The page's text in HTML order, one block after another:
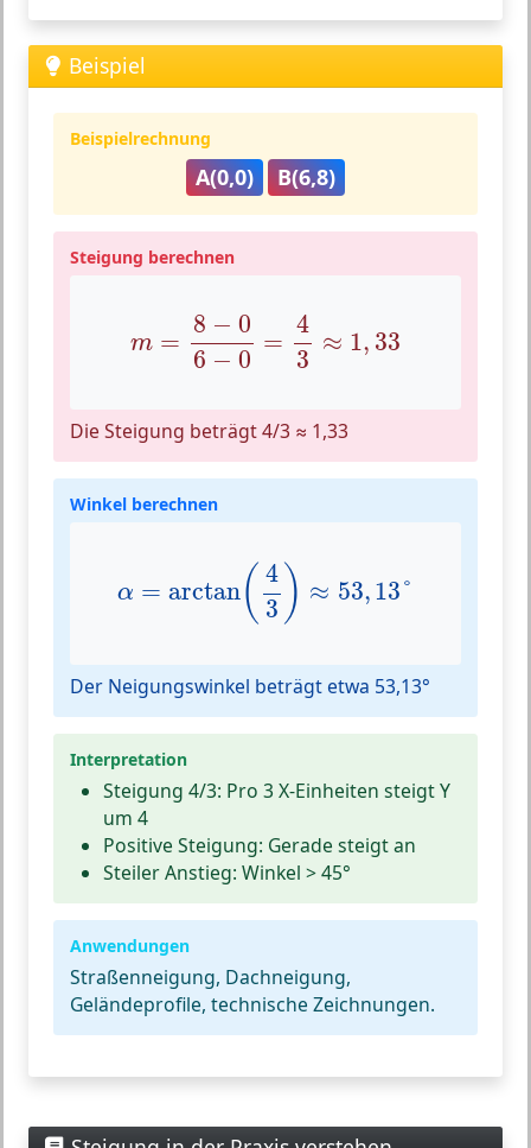
Beispiel
Beispielrechnung
A(0,0) B(6,8)
Steigung berechnen
m =
8 − 0
6 − 0
=
4
3
≈ 1, 33
8− 6− 43
Die Steigung beträgt 4/3 ≈ 1,33
Winkel berechnen
α = arctan( 4
3 ) ≈ 53,13°
(43)
Der Neigungswinkel beträgt etwa 53,13°
Interpretation
Steigung 4/3: Pro 3 X-Einheiten steigt Y
um 4
Positive Steigung: Gerade steigt an
Steiler Anstieg: Winkel > 45°
Anwendungen
Straßenneigung, Dachneigung,
Geländeprofile, technische Zeichnungen.